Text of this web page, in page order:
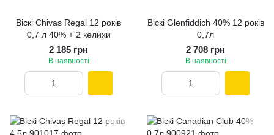
Віскі Chivas Regal 12 років
0,7 л 40% + 2 келихи
2 185 грн
В наявності
Віскі Glenfiddich 40% 12 рокiв
0,7л
2 708 грн
В наявності